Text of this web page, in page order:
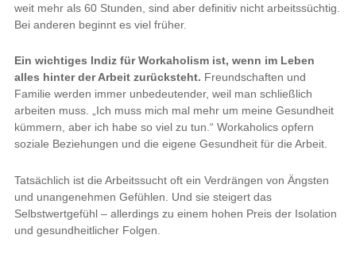
weit mehr als 60 Stunden, sind aber definitiv nicht arbeitssüchtig.
Bei anderen beginnt es viel früher.
Ein wichtiges Indiz für Workaholism ist, wenn im Leben
alles hinter der Arbeit zurücksteht. Freundschaften und
Familie werden immer unbedeutender, weil man schließlich
arbeiten muss. „Ich muss mich mal mehr um meine Gesundheit
kümmern, aber ich habe so viel zu tun.“ Workaholics opfern
soziale Beziehungen und die eigene Gesundheit für die Arbeit.
Tatsächlich ist die Arbeitssucht oft ein Verdrängen von Ängsten
und unangenehmen Gefühlen. Und sie steigert das
Selbstwertgefühl – allerdings zu einem hohen Preis der Isolation
und gesundheitlicher Folgen.